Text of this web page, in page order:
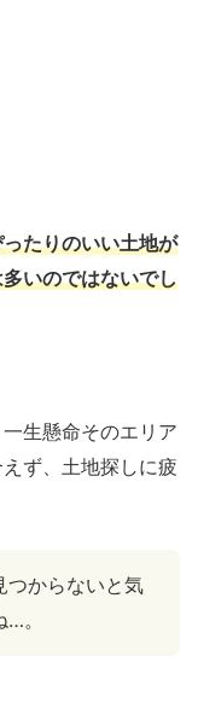
たりのいい土地が
いのではないでし
生懸命そのエリア
ず、土地探しに疲
つからないと気
。